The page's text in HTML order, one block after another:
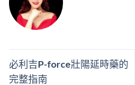
必利吉P-force壯陽延時藥的
完整指南